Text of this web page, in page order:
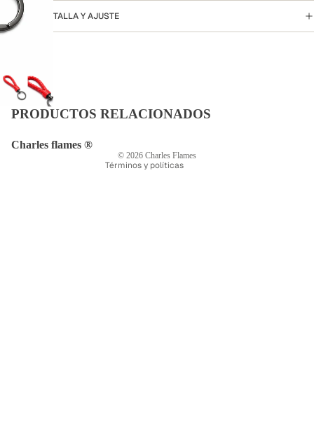
TALLA Y AJUSTE
PRODUCTOS RELACIONADOS
Charles flames ®
© 2026 Charles Flames
Términos y políticas
Información de contacto
Aviso legal